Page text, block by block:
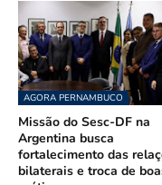
AGORA PERNAMBUCO
Missão do Sesc-DF na
Argentina busca
fortalecimento das
bilaterais e troca de